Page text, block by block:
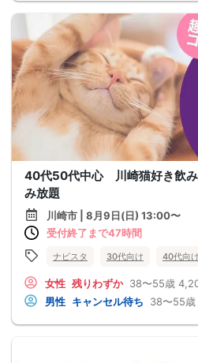
40代50代中心 川崎猫好き飲
み放題
川崎市 | 8月9日(日) 13:00〜
受付終了まで47時間
ナビスタ 30代向け 40代向け
女性 残りわずか 38〜55歳
男性 キャンセル待ち 38〜55歳